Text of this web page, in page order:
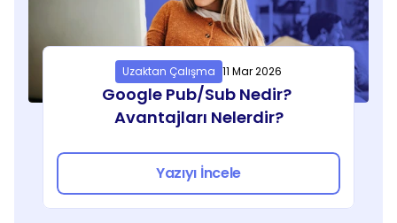
Uzaktan Çalışma 11 Mar 2026
Google Pub/Sub Nedir?
Avantajları Nelerdir?
Yazıyı İncele